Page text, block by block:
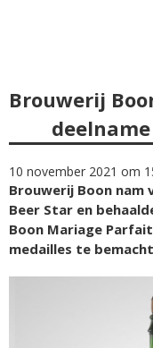
Brouwerij
10 november 2021 om
Brouwerij Boon nam
Beer Star en
Boon Mariage
medailles te